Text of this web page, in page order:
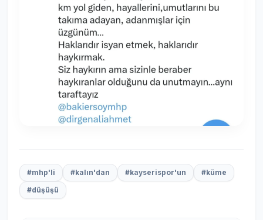
#mhp'li #kalın'dan #kayserispor'un
#küme
#düşüşü